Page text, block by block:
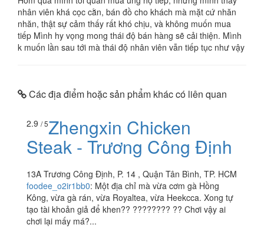
nhân viên khá cọc cằn, bán đồ cho khách mà mặt cứ nhăn
nhăn, thật sự cảm thấy rất khó chịu, và không muốn mua
tiếp Mình hy vọng mong thái độ bán hàng sẽ cải thiện. Mình
k muốn lần sau tới mà thái độ nhân viên vẫn tiếp tục như vậy
Các địa điểm hoặc sản phẩm khác có liên quan
2.9 / 5Zhengxin Chicken
Steak - Trương Công Định
13A Trương Công Định, P. 14 , Quận Tân Bình, TP. HCM
foodee_o2ir1bb0: Một địa chỉ mà vừa cơm gà Hồng
Kông, vừa gà rán, vừa Royaltea, vừa Heekcca. Xong tự
tạo tài khoản giả để khen?? ???????? ?? Chơi vậy ai
chơi lại mấy má?...